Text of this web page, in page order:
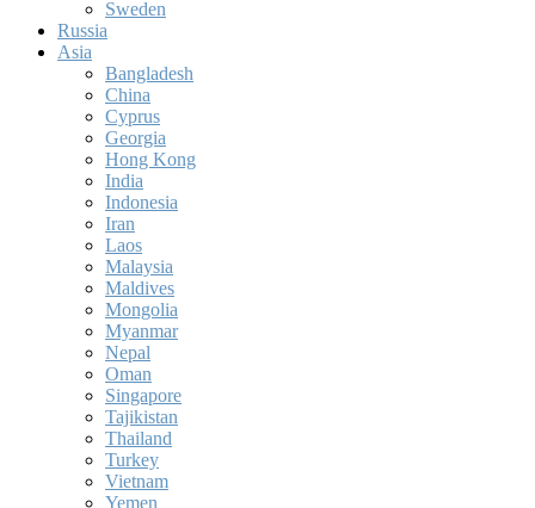
Sweden
Russia
Asia
Bangladesh
China
Cyprus
Georgia
Hong Kong
India
Indonesia
Iran
Laos
Malaysia
Maldives
Mongolia
Myanmar
Nepal
Oman
Singapore
Tajikistan
Thailand
Turkey
Vietnam
Yemen